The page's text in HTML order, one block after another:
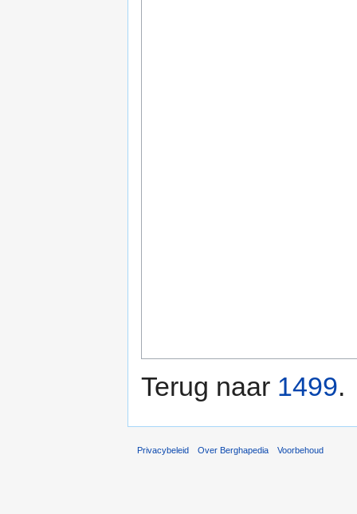
Terug naar 1499.
Privacybeleid Over Berghapedia Voorbehoud